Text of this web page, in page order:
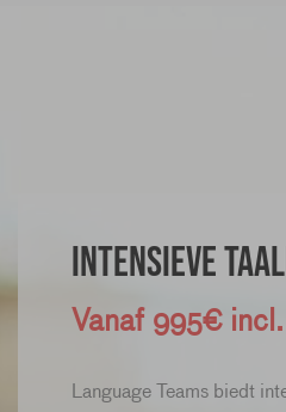
Intensieve
Vanaf 995€
Language Teams biedt